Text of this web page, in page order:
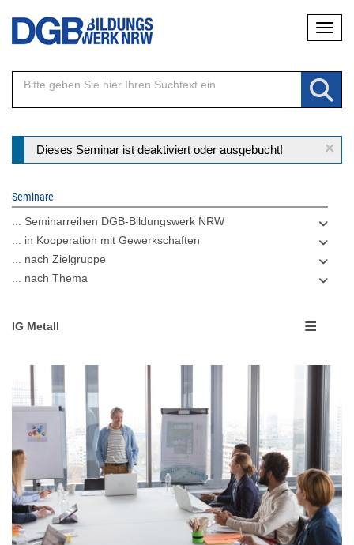
Direkt
Inhalt
×
Statusmeldung
Dieses Seminar ist deaktiviert oder ausgebucht!
Seminare
... Seminarreihen DGB-Bildungswerk NRW
... in Kooperation mit Gewerkschaften
... nach Zielgruppe
... nach Thema
IG Metall